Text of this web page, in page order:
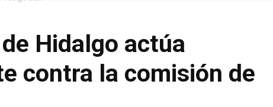
Hidalgo actúa
contra la comisión de